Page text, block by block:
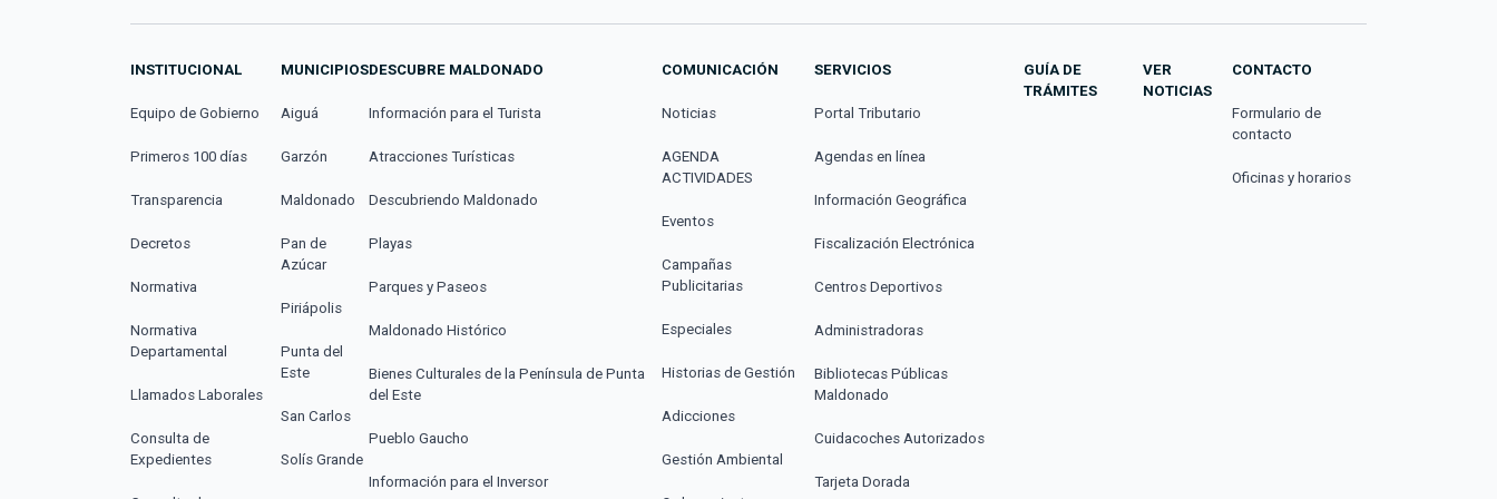
INSTITUCIONAL
Equipo de Gobierno
Primeros 100 días
Transparencia
Decretos
Normativa
Normativa
Departamental
Llamados Laborales
Consulta de
Expedientes
MUNICIPIOS
Aiguá
Garzón
Maldonado
Pan de
Azúcar
Piriápolis
Punta del
Este
San Carlos
Solís Grande
DESCUBRE MALDONADO
Información para el Turista
Atracciones Turísticas
Descubriendo Maldonado
Playas
Parques y Paseos
Maldonado Histórico
Bienes Culturales de la Península de Punta
del Este
Pueblo Gaucho
Información para el Inversor
COMUNICACIÓN
Noticias
AGENDA
ACTIVIDADES
Eventos
Campañas
Publicitarias
Especiales
Historias de Gestión
Adicciones
Gestión Ambiental
SERVICIOS
Portal Tributario
Agendas en línea
Información Geográfica
Fiscalización Electrónica
Centros Deportivos
Administradoras
Bibliotecas Públicas
Maldonado
Cuidacoches Autorizados
Tarjeta Dorada
GUÍA DE
TRÁMITES
VER
NOTICIAS
CONTACTO
Formulario de
contacto
Oficinas y horarios